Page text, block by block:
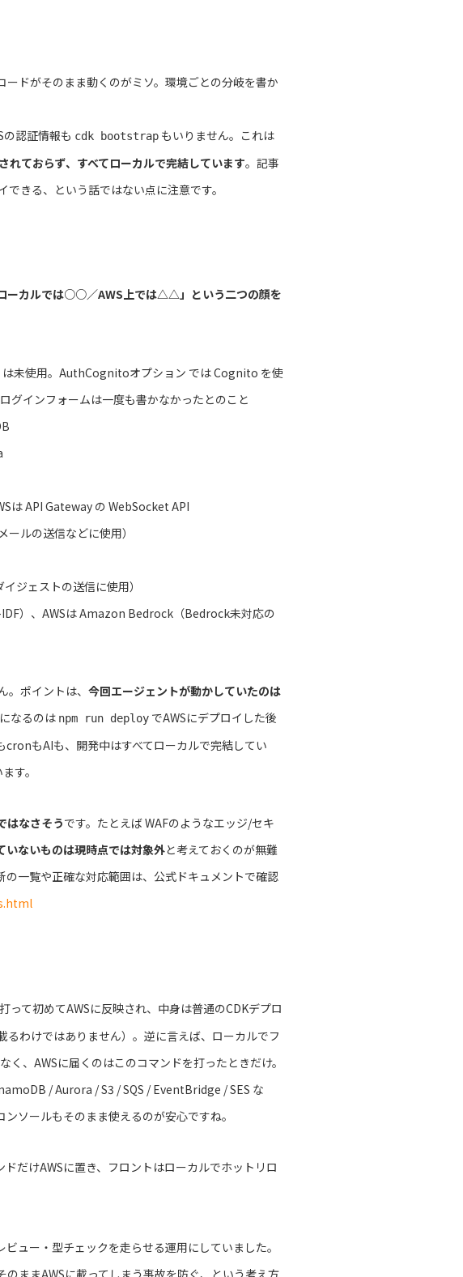
ードがそのまま動くのがミソ。環境ごとの分岐を書か
認証情報も cdk bootstrap もいりません。これは
れておらず、すべてローカルで完結しています。記事
きる、という話ではない点に注意です。
ーカルでは○○／AWS上では△△」という二つの顔を
未使用。AuthCognitoオプション では Cognito を使
グインフォームは一度も書かなかったとのこと
は API Gateway の WebSocket API
ルの送信などに使用）
ジェストの送信に使用）
）、AWSは Amazon Bedrock（Bedrock未対応の
ポイントは、 今回エージェントが動かしていたのは
なるのは npm run deploy でAWSにデプロイした後
もAIも、開発中はすべてローカルで完結してい
す。
はなさそうです。たとえば WAFのようなエッジ/セキ
いないものは現時点では対象外と考えておくのが無難
一覧や正確な対応範囲は、公式ドキュメントで確認
って初めてAWSに反映され、中身は普通のCDKデプロ
わけではありません）。逆に言えば、ローカルでフ
、AWSに届くのはこのコマンドを打ったときだけ。
/ Aurora / S3 / SQS / EventBridge / SES な
ソールもそのまま使えるのが安心ですね。
ドだけAWSに置き、フロントはローカルでホットリロ
ュー・型チェックを走らせる運用にしていました。
ままAWSに載ってしまう事故を防ぐ、という考え方